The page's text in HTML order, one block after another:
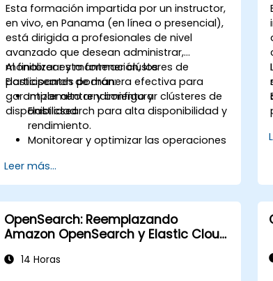
Esta formación impartida por un instructor,
en vivo, en Panama (en línea o presencial),
está dirigida a profesionales de nivel
avanzado que desean administrar,
monitorear y mantener clústeres de
Elasticsearch de manera efectiva para
garantizar alto rendimiento y
disponibilidad.
Al finalizar esta formación, los
participantes podrán:
Implementar y configurar clústeres de
Elasticsearch para alta disponibilidad y
rendimiento.
Monitorear y optimizar las operaciones
Integrarse con Kibana y Logstash para
análisis avanzados y visualización.
Extender la funcionalidad de
Elasticsearch mediante
complementos (plugins).
Escalar Elasticsearch utilizando
técnicas de agrupamiento y
Leer más...
OpenSearch: Reemplazando
Amazon OpenSearch y Elastic Cloud
14 Horas